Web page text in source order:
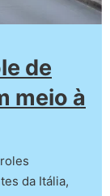
de
meio à
da Itália,